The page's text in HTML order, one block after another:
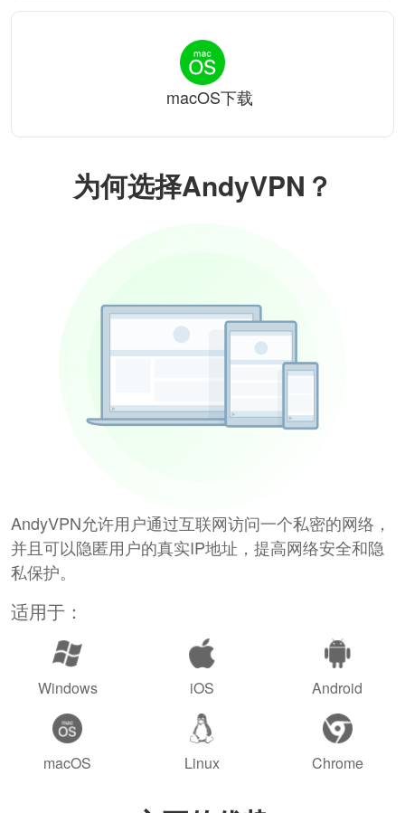
为何选择AndyVPN？
AndyVPN允许用户通过互联网访问一个私密的网络，
并且可以隐匿用户的真实IP地址，提高网络安全和隐
私保护。
适用于：
Windows iOS Android
macOS Linux Chrome
macOS下载